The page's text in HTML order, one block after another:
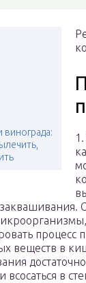
винограда:
процесс
веществ в
всосаться в